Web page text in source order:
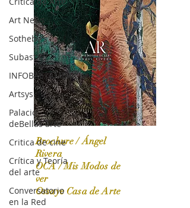
Art News
Sotheby's
Subasta
INFOBAE|AMERICA
Artsys
Palacio
deBellas arte
Critica de cine
Crítica y Teoría
del arte
Conversatorio
en la Red
OCA|News 31 / Marzo-Abril / 2024
Brochure / Ángel
Rivera
OCA / Mis Modos de
ver
Ossaye Casa de Arte